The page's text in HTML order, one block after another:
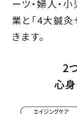
ーツ・婦人・
業と「4大鍼灸
きます。